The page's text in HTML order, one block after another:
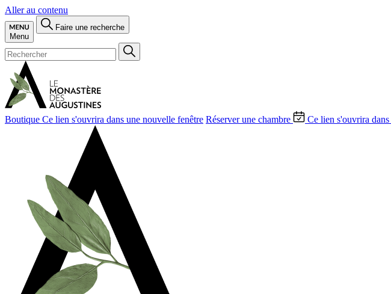
Aller au contenu
Menu
Faire une recherche
Boutique Ce lien s'ouvrira dans une nouvelle fenêtre Réserver une chambre Ce lien s'ouvrira